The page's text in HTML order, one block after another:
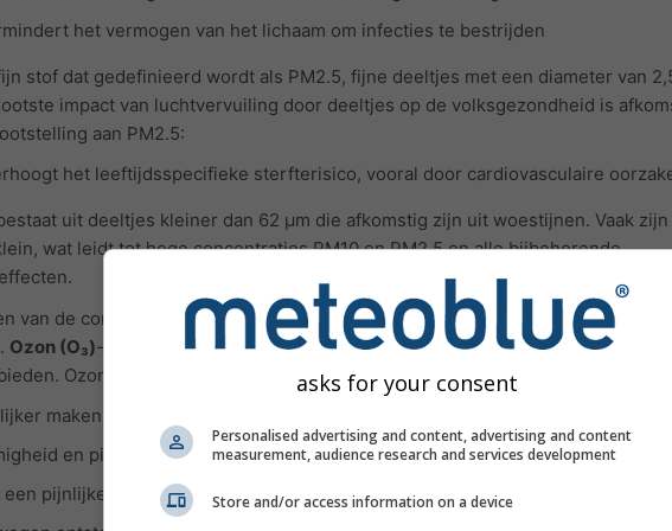
het vermogen van het lichaam om infecties te bestrijden
stof dat gedefinieerd wordt als PM2.5, fijne deeltjes met een diameter van
impact van luchtvervuiling door deeltjes op de volksgezondheid is
aan PM2.5:
het leeftijdsspecifieke sterfterisico, vooral door cardiovasculaire
uit deeltjes kleiner dan 62 μm die afkomstig zijn uit woestijnen. Vaak zijn
wat leidt tot hoge concentraties PM10 en PM2.5 en alle bijbehorende
van de concentraties van luchtverontreinigende gassen worden
Ozon (O₃)-vervuiling in de onderste troposfeer wordt voornamelijk veroorzaakt
Ozon kan:
maken om diep en krachtig te ademen
en pijn veroorzaken bij een diepe ademteug
een pijnlijke of kriebelende keel veroorzaken
asks for your consent
Personalised advertising and content, advertising and content
measurement, audience research and services development
Store and/or access information on a device